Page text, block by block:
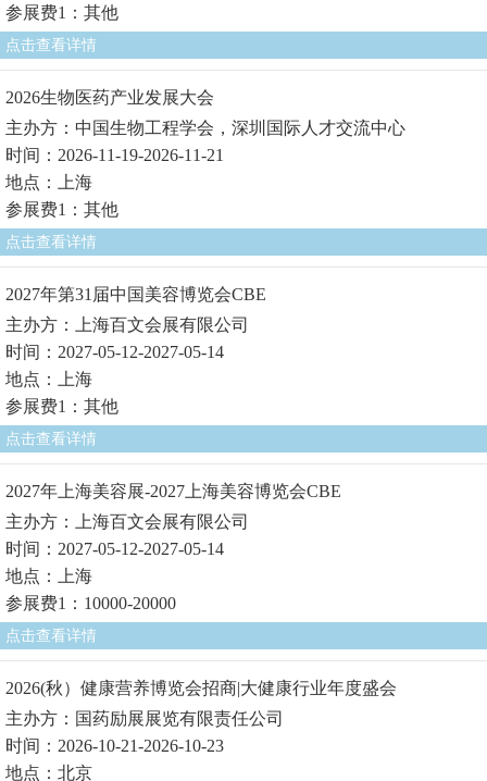
参展费1：其他
点击查看详情
2026生物医药产业发展大会
主办方：中国生物工程学会，深圳国际人才交流中心
时间：2026-11-19-2026-11-21
地点：上海
参展费1：其他
点击查看详情
2027年第31届中国美容博览会CBE
主办方：上海百文会展有限公司
时间：2027-05-12-2027-05-14
地点：上海
参展费1：其他
点击查看详情
2027年上海美容展-2027上海美容博览会CBE
主办方：上海百文会展有限公司
时间：2027-05-12-2027-05-14
地点：上海
参展费1：10000-20000
点击查看详情
2026(秋）健康营养博览会招商|大健康行业年度盛会
主办方：国药励展展览有限责任公司
时间：2026-10-21-2026-10-23
地点：北京